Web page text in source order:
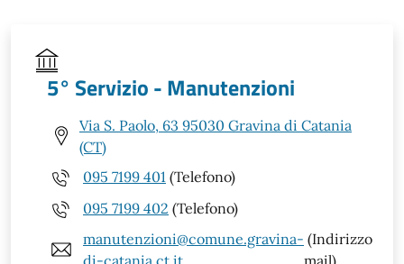
5° Servizio - Manutenzioni
Via S. Paolo, 63 95030 Gravina di Catania
(CT)
095 7199 401 (Telefono)
095 7199 402 (Telefono)
manutenzioni@comune.gravina-
di-catania.ct.it
(Indirizzo
mail)